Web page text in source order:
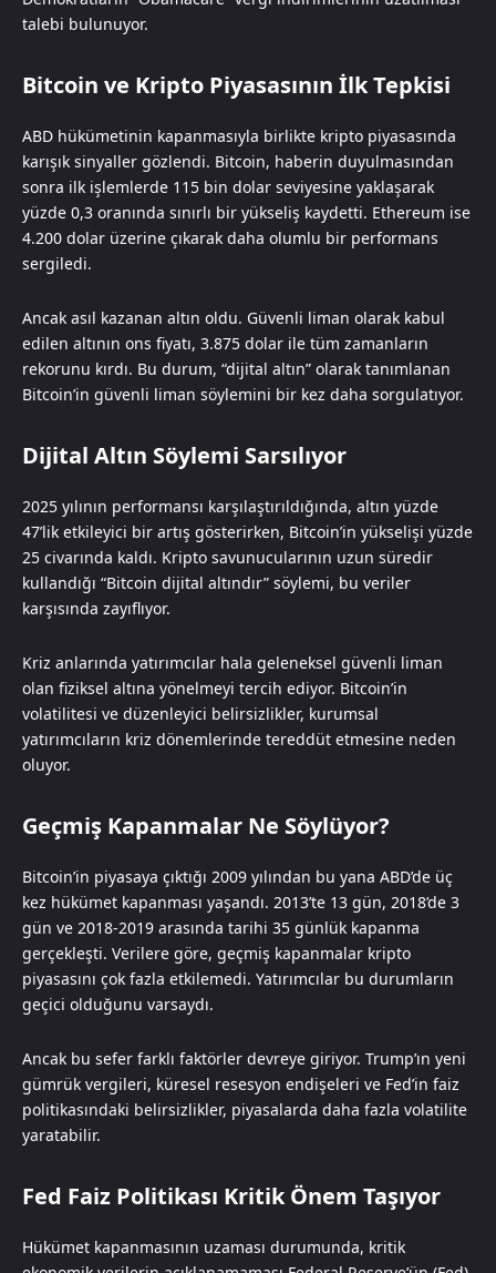
talebi bulunuyor.
Bitcoin ve Kripto Piyasasının İlk Tepkisi
ABD hükümetinin kapanmasıyla birlikte kripto piyasasında
karışık sinyaller gözlendi. Bitcoin, haberin duyulmasından
sonra ilk işlemlerde 115 bin dolar seviyesine yaklaşarak
yüzde 0,3 oranında sınırlı bir yükseliş kaydetti. Ethereum ise
4.200 dolar üzerine çıkarak daha olumlu bir performans
sergiledi.
Ancak asıl kazanan altın oldu. Güvenli liman olarak kabul
edilen altının ons fiyatı, 3.875 dolar ile tüm zamanların
rekorunu kırdı. Bu durum, “dijital altın” olarak tanımlanan
Bitcoin’in güvenli liman söylemini bir kez daha sorgulatıyor.
Dijital Altın Söylemi Sarsılıyor
2025 yılının performansı karşılaştırıldığında, altın yüzde
47’lik etkileyici bir artış gösterirken, Bitcoin’in yükselişi yüzde
25 civarında kaldı. Kripto savunucularının uzun süredir
kullandığı “Bitcoin dijital altındır” söylemi, bu veriler
karşısında zayıflıyor.
Kriz anlarında yatırımcılar hala geleneksel güvenli liman
olan fiziksel altına yönelmeyi tercih ediyor. Bitcoin’in
volatilitesi ve düzenleyici belirsizlikler, kurumsal
yatırımcıların kriz dönemlerinde tereddüt etmesine neden
oluyor.
Geçmiş Kapanmalar Ne Söylüyor?
Bitcoin’in piyasaya çıktığı 2009 yılından bu yana ABD’de üç
kez hükümet kapanması yaşandı. 2013’te 13 gün, 2018’de 3
gün ve 2018-2019 arasında tarihi 35 günlük kapanma
gerçekleşti. Verilere göre, geçmiş kapanmalar kripto
piyasasını çok fazla etkilemedi. Yatırımcılar bu durumların
geçici olduğunu varsaydı.
Ancak bu sefer farklı faktörler devreye giriyor. Trump’ın yeni
gümrük vergileri, küresel resesyon endişeleri ve Fed’in faiz
politikasındaki belirsizlikler, piyasalarda daha fazla volatilite
yaratabilir.
Fed Faiz Politikası Kritik Önem Taşıyor
Hükümet kapanmasının uzaması durumunda, kritik